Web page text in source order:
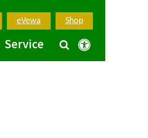
eVewa Shop
Service